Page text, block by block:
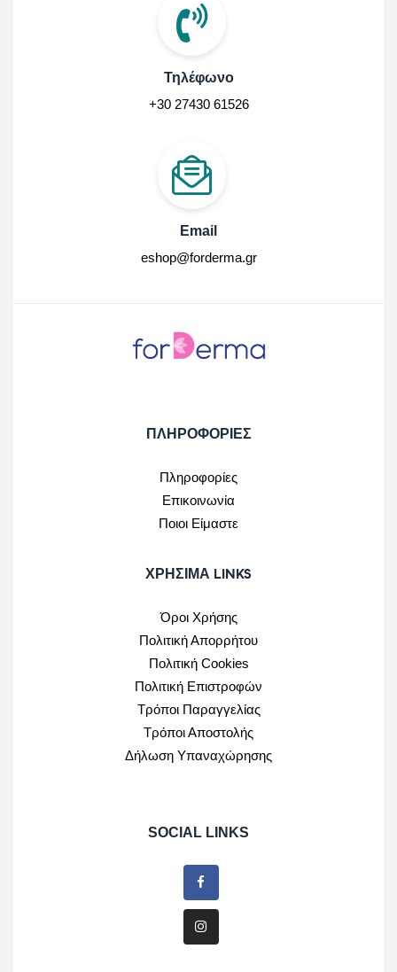
Τηλέφωνο
+30 27430 61526
Email
eshop@forderma.gr
ΠΛΗΡΟΦΟΡΙΕΣ
Πληροφορίες
Επικοινωνία
Ποιοι Είμαστε
ΧΡΉΣΙΜΑ LINKS
Όροι Χρήσης
Πολιτική Απορρήτου
Πολιτική Cookies
Πολιτική Επιστροφών
Τρόποι Παραγγελίας
Τρόποι Αποστολής
Δήλωση Υπαναχώρησης
SOCIAL LINKS